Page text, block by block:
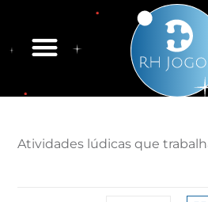
Atividades lúdicas que